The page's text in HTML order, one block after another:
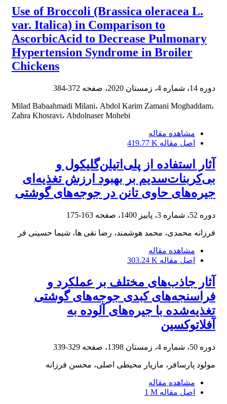
Use of Broccoli (Brassica oleracea L.
var. Italica) in Comparison to
AscorbicAcid to Decrease Pulmonary
Hypertension Syndrome in Broiler
Chickens
دوره 14، شماره 4، زمستان 2020، صفحه 372-384
Milad Babaahmadi Milani، Abdol Karim Zamani Moghaddam،
Zahra Khosravi، Abdolnaser Mohebi
مشاهده مقاله
اصل مقاله 419.77 K
آثار استفاده از پلی‌اتیلن‌گلیکول و
بی‌کربنات‌سدیم بر بهبود ارزش تغذیه‌ای
جیره‌های حاوی تانن در ‏جوجه‌های گوشتی
دوره 52، شماره 3، پاییز 1400، صفحه 163-175
فرزانه محمدی، محمد هوشمند، رضا نقی ها، شیما حسینی فر
مشاهده مقاله
اصل مقاله 303.24 K
آثار جاذب‌های مختلف بر عملکرد و
فراسنجه‌های کبدی جوجه‌های گوشتی
تغذیه‌شده با جیره‌های ‏آلوده به
آفلاتوکسین
دوره 50، شماره 4، زمستان 1398، صفحه 329-339
مولود پارسافر، مازیار محیطی اصلی، محسن فرزانه
مشاهده مقاله
اصل مقاله 1 M